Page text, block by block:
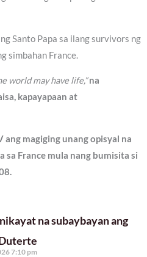
Santo Papa sa ilang survivors ng
simbahan France.
world may have life,”na
kapayapaan at
ang magiging unang opisyal na
sa France mula nang bumisita si
na subaybayan ang
7:10 pm